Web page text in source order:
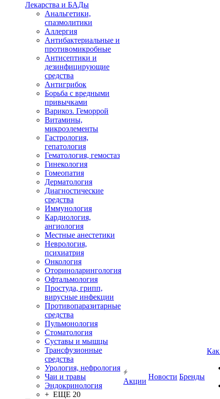
Лекарства и БАДы
Анальгетики,
спазмолитики
Аллергия
Антибактериальные и
противомикробные
Антисептики и
дезинфицирующие
средства
Антигрибок
Борьба с вредными
привычками
Варикоз. Геморрой
Витамины,
микроэлементы
Гастрология,
гепатология
Гематология, гемостаз
Гинекология
Гомеопатия
Дерматология
Диагностические
средства
Иммунология
Кардиология,
ангиология
Местные анестетики
Неврология,
психиатрия
Онкология
Оториноларингология
Офтальмология
Простуда, грипп,
вирусные инфекции
Противопаразитарные
средства
Пульмонология
Стоматология
Суставы и мышцы
Трансфузионные
средства
Урология, нефрология
Чаи и травы
Эндокринология
+ ЕЩЕ 20
Акции
Новости Бренды